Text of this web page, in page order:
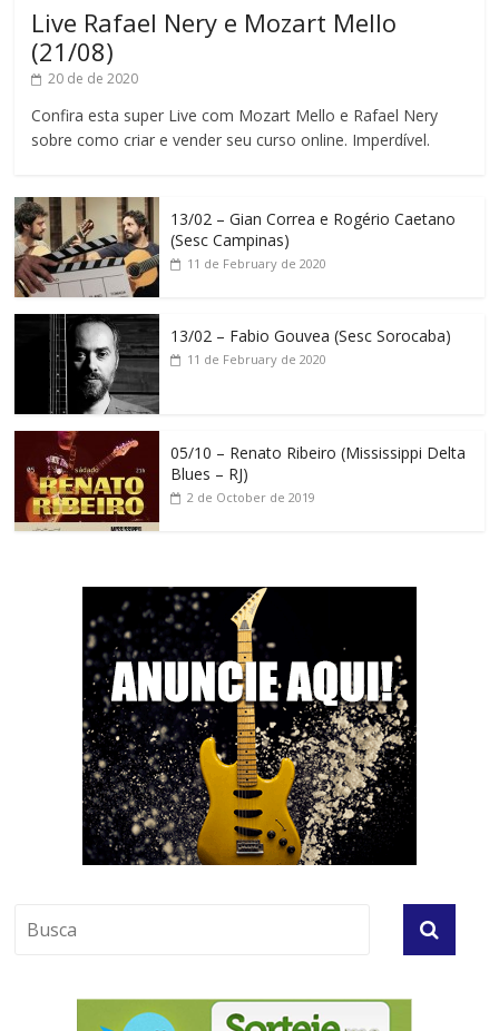
Live Rafael Nery e Mozart Mello
(21/08)
20 de de 2020
Confira esta super Live com Mozart Mello e Rafael Nery
sobre como criar e vender seu curso online. Imperdível.
13/02 – Gian Correa e Rogério Caetano
(Sesc Campinas)
11 de February de 2020
13/02 – Fabio Gouvea (Sesc Sorocaba)
11 de February de 2020
05/10 – Renato Ribeiro (Mississippi Delta
Blues – RJ)
2 de October de 2019